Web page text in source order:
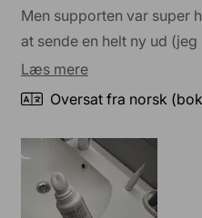
Men supporten var super
at sende en helt ny ud
sammen med en lighter,
cremen gør præcis, hvad
Læs mereLæs
mere
denne
anmeldelse
Oversat fra norsk